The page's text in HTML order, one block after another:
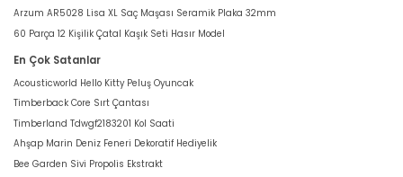
Arzum AR5028 Lisa XL Saç Maşası Seramik Plaka 32mm
60 Parça 12 Kişilik Çatal Kaşık Seti Hasır Model
En Çok Satanlar
Acousticworld Hello Kitty Peluş Oyuncak
Timberback Core Sırt Çantası
Timberland Tdwgf2183201 Kol Saati
Ahşap Marin Deniz Feneri Dekoratif Hediyelik
Bee Garden Sivi Propolis Ekstrakt